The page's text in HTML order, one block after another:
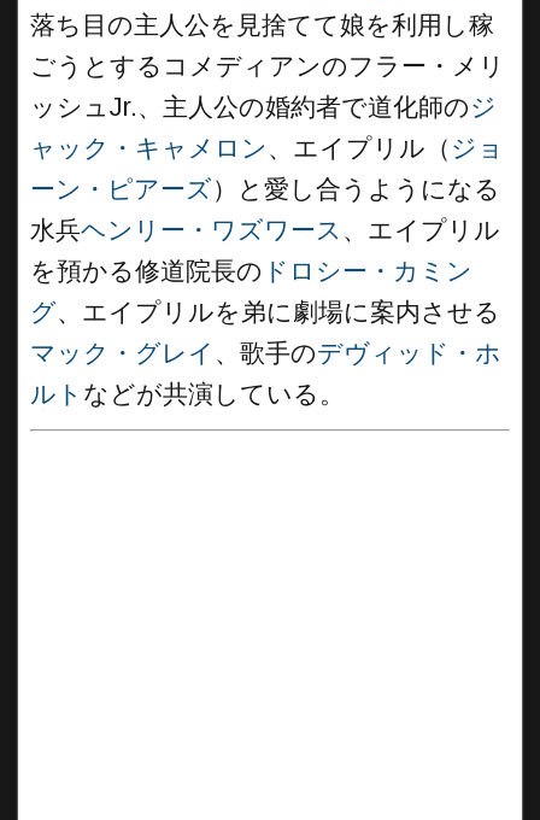
落ち目の主人公を見捨てて娘を利用し稼
ごうとするコメディアンのフラー・メリ
ッシュJr.、主人公の婚約者で道化師のジ
ャック・キャメロン 、エイプリル（ ジョ
ーン・ピアーズ）と愛し合うようになる
水兵ヘンリー・ワズワース 、エイプリル
を預かる修道院長の ドロシー・カミン
グ、エイプリルを弟に劇場に案内させる
マック・グレイ 、歌手のデヴィッド・ホ
ルト などが共演している。